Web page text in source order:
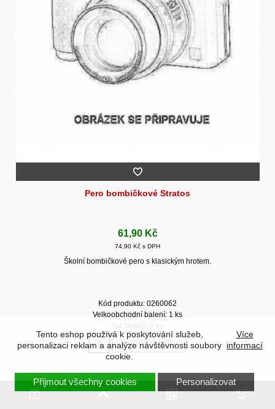
Tento eshop používá k poskytování služeb,
personalizaci reklam a analýze návštěvnosti soubory
cookie.
Více
informací
Přijmout všechny cookies Personalizovat
Pero bombičkové Stratos
61,90 Kč
74,90 Kč s DPH
Školní bombičkové pero s klasickým hrotem.
Kód produktu: 0260062
Velkoobchodní balení: 1 ks
Na skladě: 2 ks
Vložit do košíku
0